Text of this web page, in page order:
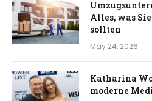
Alles, was
sollten
May 24, 2026
Katharina
moderne